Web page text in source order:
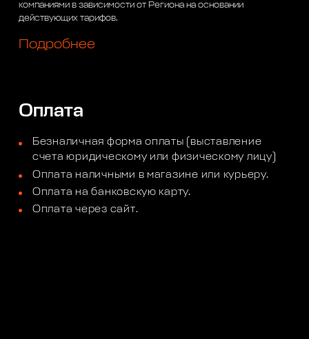
компаниями в зависимости от Региона на основании
действующих тарифов.
Подробнее
Оплата
Безналичная форма оплаты (выставление
счета юридическому или физическому лицу)
Оплата наличными в магазине или курьеру.
Оплата на банковскую карту.
Оплата через сайт.